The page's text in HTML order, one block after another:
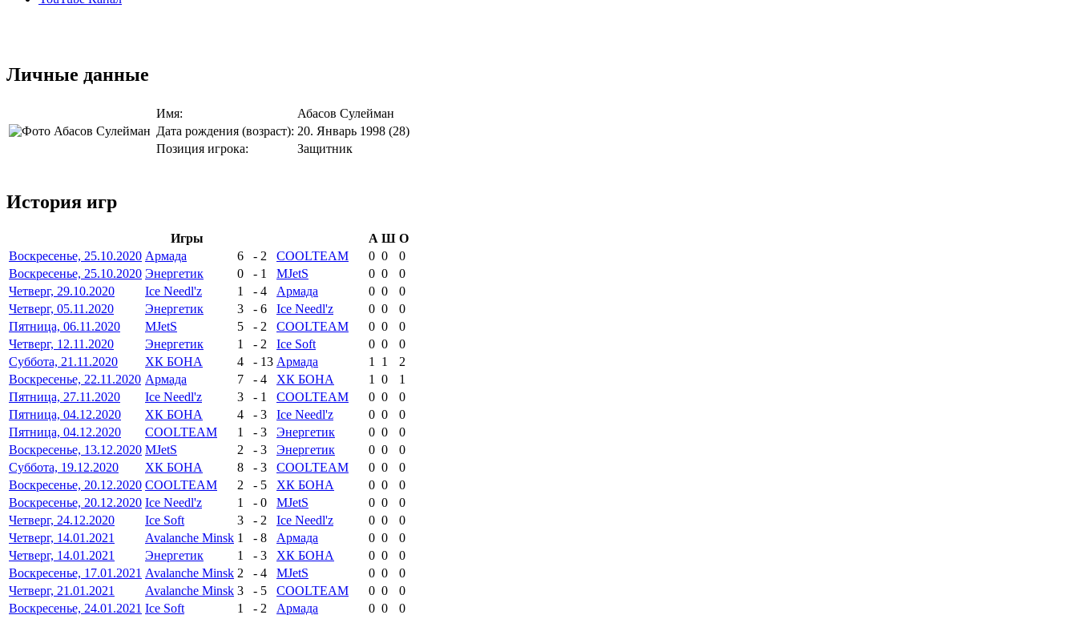
Личные данные
Имя:
Абасов Сулейман
Дата рождения (возраст): 20. Январь 1998 (28)
Позиция игрока:
Защитник
История игр
Игры А Ш О
Воскресенье, 25.10.2020 Армада 6 - 2 COOLTEAM 0 0
0
Воскресенье, 25.10.2020 Энергетик 0 - 1 MJetS 0 0
0
Четверг, 29.10.2020
Ice Needl'z 1 - 4 Армада 0 0
0
Четверг, 05.11.2020
Энергетик 3 - 6 Ice Needl'z 0 0
0
Пятница, 06.11.2020
MJetS 5 - 2 COOLTEAM 0 0
0
Четверг, 12.11.2020
Энергетик 1 - 2 Ice Soft 0 0
0
Суббота, 21.11.2020
ХК БОНА 4 - 13 Армада 1 1
2
Воскресенье, 22.11.2020 Армада 7 - 4 ХК БОНА 1 0
1
Пятница, 27.11.2020
Ice Needl'z 3 - 1 COOLTEAM 0 0
0
Пятница, 04.12.2020
ХК БОНА 4 - 3 Ice Needl'z 0 0
0
Пятница, 04.12.2020
COOLTEAM 1 - 3 Энергетик 0 0
0
Воскресенье, 13.12.2020 MJetS 2 - 3 Энергетик 0 0
0
Суббота, 19.12.2020
ХК БОНА 8 - 3 COOLTEAM 0 0
0
Воскресенье, 20.12.2020 COOLTEAM 2 - 5 ХК БОНА 0 0
0
Воскресенье, 20.12.2020 Ice Needl'z 1 - 0 MJetS 0 0
0
Четверг, 24.12.2020
Ice Soft 3 - 2 Ice Needl'z 0 0
0
Четверг, 14.01.2021
Avalanche Minsk 1 - 8 Армада 0 0
0
Четверг, 14.01.2021
Энергетик 1 - 3 ХК БОНА 0 0
0
Воскресенье, 17.01.2021 Avalanche Minsk 2 - 4 MJetS 0 0
0
Четверг, 21.01.2021
Avalanche Minsk 3 - 5 COOLTEAM 0 0
0
Воскресенье, 24.01.2021 Ice Soft 1 - 2 Армада 0 0
0